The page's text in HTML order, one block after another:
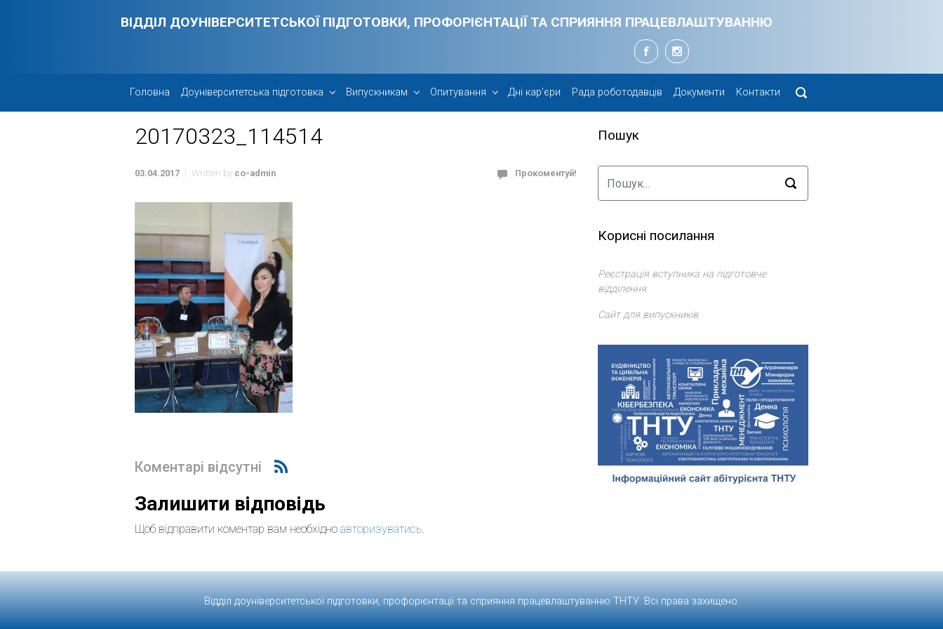
ВІДДІЛ ДОУНІВЕРСИТЕТСЬКОЇ ПІДГОТОВКИ, ПРОФОРІЄНТАЦІЇ ТА СПРИЯННЯ ПРАЦЕВЛАШТУВАННЮ
Головна Доуніверситетська підготовка Випускникам Опитування Дні кар’єри Рада роботодавців Документи Контакти
20170323_114514
03.04.2017 Written by co-admin Прокоментуй!
Коментарі відсутні
Залишити відповідь
Щоб відправити коментар вам необхідно авторизуватись.
Пошук
Корисні посилання
Реєстрація вступника на підготовче
відділення
Сайт для випускників
Відділ доуніверситетської підготовки, профорієнтації та сприяння працевлаштуванню ТНТУ. Всі права захищено.